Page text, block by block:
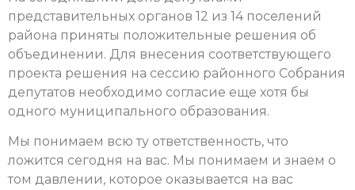
представительных органов 12 из 14 поселений
района приняты положительные решения об
объединении. Для внесения соответствующего
проекта решения на сессию районного Собрания
депутатов необходимо согласие еще хотя бы
одного муниципального образования.
Мы понимаем всю ту ответственность, что
ложится сегодня на вас. Мы понимаем и знаем о
том давлении, которое оказывается на вас